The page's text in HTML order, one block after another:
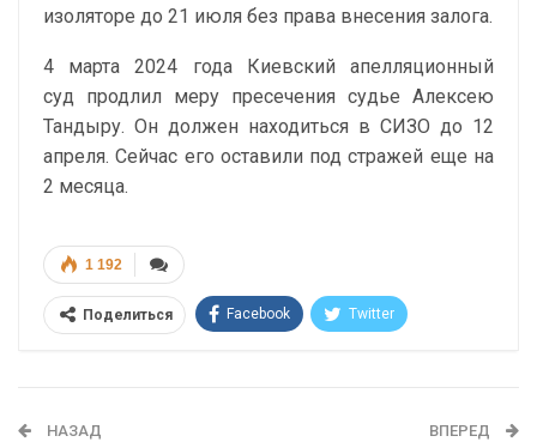
изоляторе до 21 июля без права внесения залога.
4 марта 2024 года Киевский апелляционный
суд продлил меру пресечения судье Алексею
Тандыру. Он должен находиться в СИЗО до 12
апреля. Сейчас его оставили под стражей еще на
2 месяца.
1 192
Поделиться Facebook Twitter
НАЗАД ВПЕРЕД